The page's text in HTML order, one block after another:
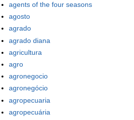
agents of the four seasons
agosto
agrado
agrado diana
agricultura
agro
agronegocio
agronegócio
agropecuaria
agropecuária